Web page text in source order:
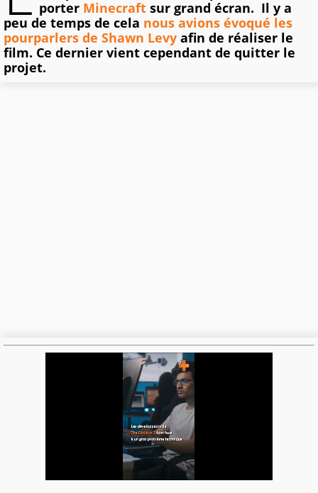
porter Minecraft sur grand écran. Il y a
peu de temps de cela nous avions évoqué les
pourparlers de Shawn Levy afin de réaliser le
film. Ce dernier vient cependant de quitter le
projet.